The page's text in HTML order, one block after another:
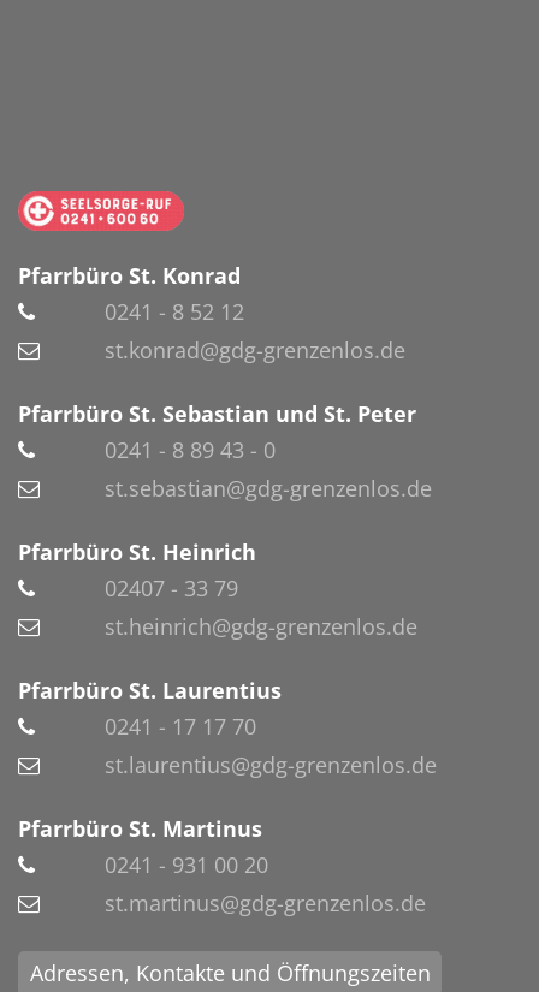
Pfarrbüro St. Konrad
0241 - 8 52 12
st.konrad@gdg-grenzenlos.de
Pfarrbüro St. Sebastian und St. Peter
0241 - 8 89 43 - 0
st.sebastian@gdg-grenzenlos.de
Pfarrbüro St. Heinrich
02407 - 33 79
st.heinrich@gdg-grenzenlos.de
Pfarrbüro St. Laurentius
0241 - 17 17 70
st.laurentius@gdg-grenzenlos.de
Pfarrbüro St. Martinus
0241 - 931 00 20
st.martinus@gdg-grenzenlos.de
Adressen, Kontakte und Öffnungszeiten